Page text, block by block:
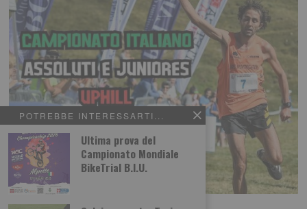
POTREBBE INTERESSARTI...
Ultima prova del
Campionato Mondiale
BikeTrial B.I.U.